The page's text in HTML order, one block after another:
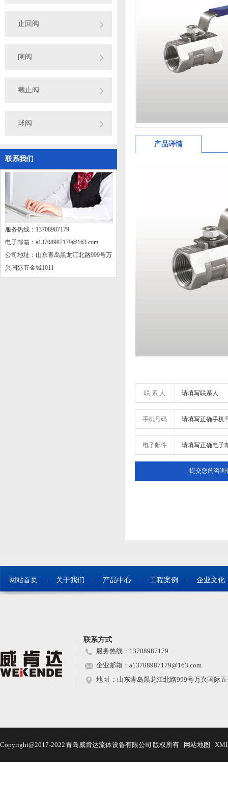
止回阀
闸阀
截止阀
球阀
联系我们
服务热线：13708987179
电子邮箱：a13708987179@163.com
公司地址：山东青岛黑龙江北路999号万
兴国际五金城1011
产品详情
联 系 人
手机号码
电子邮件
网站首页 关于我们 产品中心 工程案例 企业文化
联系方式
服务热线：13708987179
企业邮箱：a13708987179@163.com
地 址：山东青岛黑龙江北路999号万兴国际
Copyright@2017-2022 青岛威肯达流体设备有限公司 版权所有 网站地图